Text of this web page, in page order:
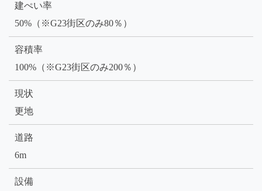
建ぺい率
50%（※G23街区のみ80％）
容積率
100%（※G23街区のみ200％）
現状
更地
道路
6m
設備